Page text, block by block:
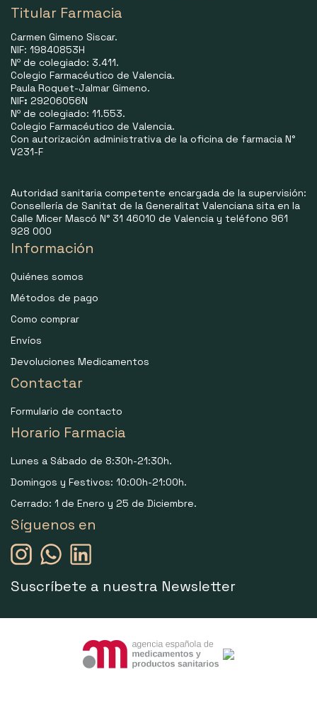
Titular Farmacia
Carmen Gimeno Siscar.
NIF: 19840853H
Nº de colegiado: 3.411.
Colegio Farmacéutico de Valencia.
Paula Roquet-Jalmar Gimeno.
NIF: 29206056N
Nº de colegiado: 11.553.
Colegio Farmacéutico de Valencia.
Con autorización administrativa de la oficina de farmacia N°
V231-F
Autoridad sanitaria competente encargada de la supervisión:
Consellería de Sanitat de la Generalitat Valenciana sita en la
Calle Micer Mascó N° 31 46010 de Valencia y teléfono 961
928 000
Información
Quiénes somos
Métodos de pago
Como comprar
Envíos
Devoluciones Medicamentos
Contactar
Formulario de contacto
Horario Farmacia
Lunes a Sábado de 8:30h-21:30h.
Domingos y Festivos: 10:00h-21:00h.
Cerrado: 1 de Enero y 25 de Diciembre.
Síguenos en
Suscríbete a nuestra Newsletter